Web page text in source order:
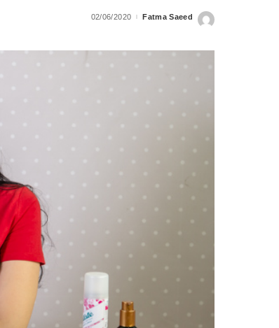
Posted
Fatma Saeed
02/06/2020